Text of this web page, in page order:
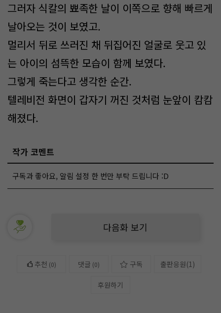
그러자 식칼의 뾰족한 날이 이쪽으로 향해 빠르게
날아오는 것이 보였고.
멀리서 뒤로 쓰러진 채 뒤집어진 얼굴로 웃고 있
는 아이의 섬뜩한 모습이 함께 보였다.
그렇게 죽는다고 생각한 순간.
텔레비전 화면이 갑자기 꺼진 것처럼 눈앞이 캄캄
해졌다.
작가 코멘트
구독과 좋아요, 알림 설정 한 번만 부탁 드립니다 :D
다음화 보기
추천 (0) 댓글 (0) 구독 출판응원(1)
후원하기